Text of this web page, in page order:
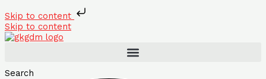
Skip to content
Skip to content
Search